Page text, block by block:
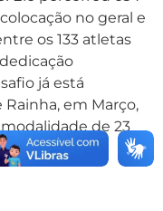
no geral e
os 133 atletas
já está
em Março,
de 23